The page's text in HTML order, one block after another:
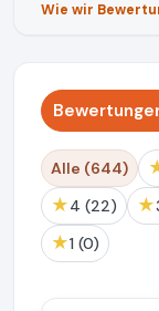
Wie wir
Alle (644)
★ 4 (22) ★
★ 1 (0)